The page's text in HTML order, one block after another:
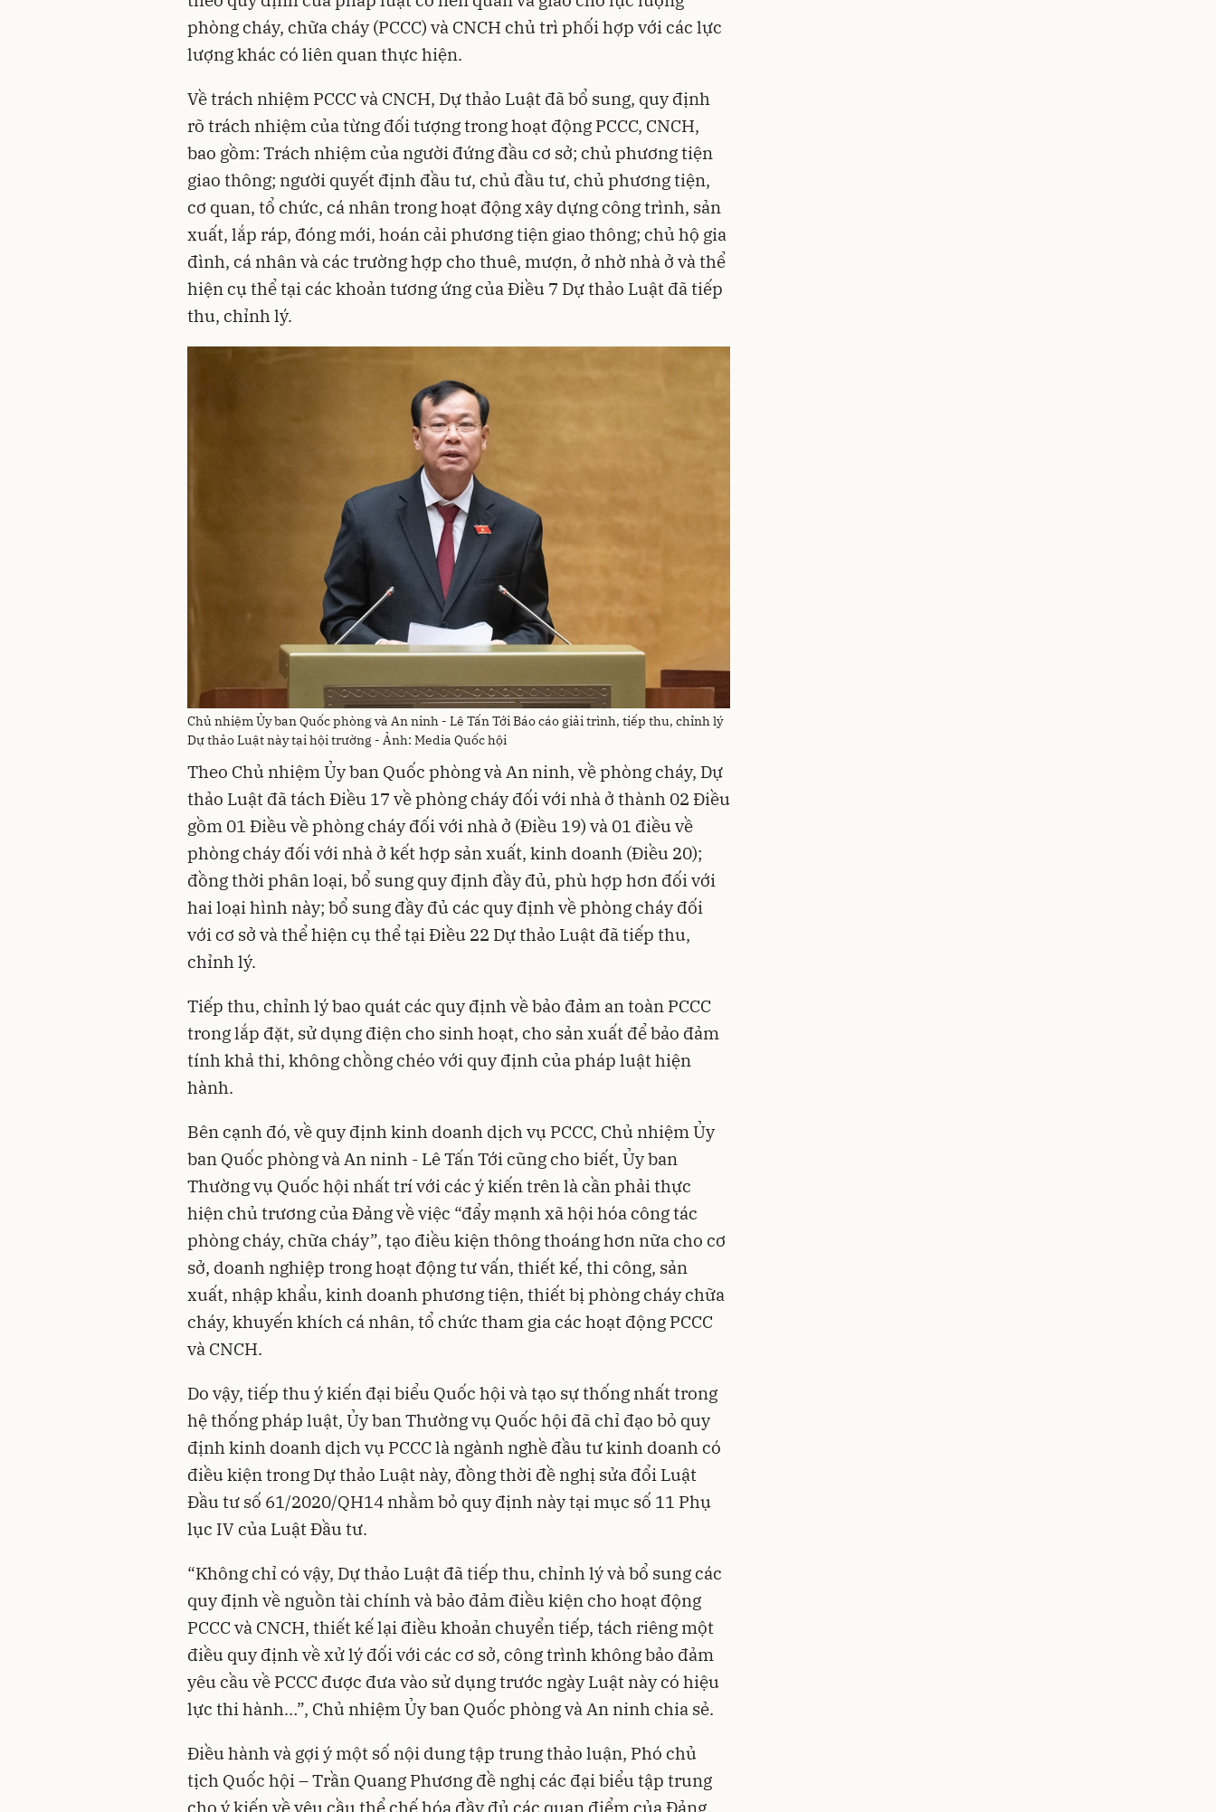
phòng cháy, chữa cháy (PCCC) và CNCH chủ trì phối hợp với các lực
lượng khác có liên quan thực hiện.
Về trách nhiệm PCCC và CNCH, Dự thảo Luật đã bổ sung, quy định
rõ trách nhiệm của từng đối tượng trong hoạt động PCCC, CNCH,
bao gồm: Trách nhiệm của người đứng đầu cơ sở; chủ phương tiện
giao thông; người quyết định đầu tư, chủ đầu tư, chủ phương tiện,
cơ quan, tổ chức, cá nhân trong hoạt động xây dựng công trình, sản
xuất, lắp ráp, đóng mới, hoán cải phương tiện giao thông; chủ hộ gia
đình, cá nhân và các trường hợp cho thuê, mượn, ở nhờ nhà ở và thể
hiện cụ thể tại các khoản tương ứng của Điều 7 Dự thảo Luật đã tiếp
thu, chỉnh lý.
Chủ nhiệm Ủy ban Quốc phòng và An ninh - Lê Tấn Tới Báo cáo giải trình, tiếp thu, chỉnh lý
Dự thảo Luật này tại hội trường - Ảnh: Media Quốc hội
Theo Chủ nhiệm Ủy ban Quốc phòng và An ninh, về phòng cháy, Dự
thảo Luật đã tách Điều 17 về phòng cháy đối với nhà ở thành 02 Điều
gồm 01 Điều về phòng cháy đối với nhà ở (Điều 19) và 01 điều về
phòng cháy đối với nhà ở kết hợp sản xuất, kinh doanh (Điều 20);
đồng thời phân loại, bổ sung quy định đầy đủ, phù hợp hơn đối với
hai loại hình này; bổ sung đầy đủ các quy định về phòng cháy đối
với cơ sở và thể hiện cụ thể tại Điều 22 Dự thảo Luật đã tiếp thu,
chỉnh lý.
Tiếp thu, chỉnh lý bao quát các quy định về bảo đảm an toàn PCCC
trong lắp đặt, sử dụng điện cho sinh hoạt, cho sản xuất để bảo đảm
tính khả thi, không chồng chéo với quy định của pháp luật hiện
hành.
Bên cạnh đó, về quy định kinh doanh dịch vụ PCCC, Chủ nhiệm Ủy
ban Quốc phòng và An ninh - Lê Tấn Tới cũng cho biết, Ủy ban
Thường vụ Quốc hội nhất trí với các ý kiến trên là cần phải thực
hiện chủ trương của Đảng về việc “đẩy mạnh xã hội hóa công tác
phòng cháy, chữa cháy”, tạo điều kiện thông thoáng hơn nữa cho cơ
sở, doanh nghiệp trong hoạt động tư vấn, thiết kế, thi công, sản
xuất, nhập khẩu, kinh doanh phương tiện, thiết bị phòng cháy chữa
cháy, khuyến khích cá nhân, tổ chức tham gia các hoạt động PCCC
và CNCH.
Do vậy, tiếp thu ý kiến đại biểu Quốc hội và tạo sự thống nhất trong
hệ thống pháp luật, Ủy ban Thường vụ Quốc hội đã chỉ đạo bỏ quy
định kinh doanh dịch vụ PCCC là ngành nghề đầu tư kinh doanh có
điều kiện trong Dự thảo Luật này, đồng thời đề nghị sửa đổi Luật
Đầu tư số 61/2020/QH14 nhằm bỏ quy định này tại mục số 11 Phụ
lục IV của Luật Đầu tư.
“Không chỉ có vậy, Dự thảo Luật đã tiếp thu, chỉnh lý và bổ sung các
quy định về nguồn tài chính và bảo đảm điều kiện cho hoạt động
PCCC và CNCH, thiết kế lại điều khoản chuyển tiếp, tách riêng một
điều quy định về xử lý đối với các cơ sở, công trình không bảo đảm
yêu cầu về PCCC được đưa vào sử dụng trước ngày Luật này có hiệu
lực thi hành…”, Chủ nhiệm Ủy ban Quốc phòng và An ninh chia sẻ.
Điều hành và gợi ý một số nội dung tập trung thảo luận, Phó chủ
tịch Quốc hội – Trần Quang Phương đề nghị các đại biểu tập trung
cho ý kiến về yêu cầu thể chế hóa đầy đủ các quan điểm của Đảng,